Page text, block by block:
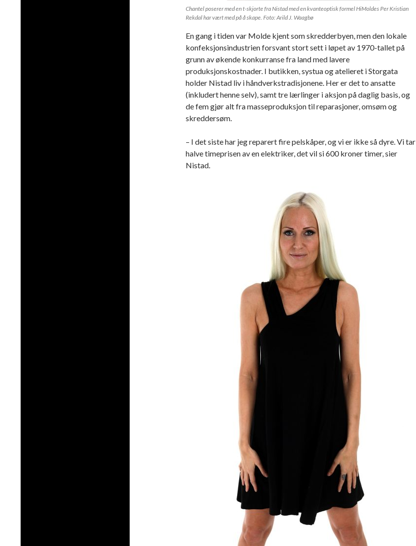
Chantel poserer med en t-skjorte fra Nistad med en kvanteoptisk formel HiMoldes Per Kristian
Rekdal har vært med på å skape. Foto: Arild J. Waagbø
En gang i tiden var Molde kjent som skredderbyen, men den lokale
konfeksjonsindustrien forsvant stort sett i løpet av 1970-tallet på
grunn av økende konkurranse fra land med lavere
produksjonskostnader. I butikken, systua og atelieret i Storgata
holder Nistad liv i håndverkstradisjonene. Her er det to ansatte
(inkludert henne selv), samt tre lærlinger i aksjon på daglig basis, og
de fem gjør alt fra masseproduksjon til reparasjoner, omsøm og
skreddersøm.
– I det siste har jeg reparert fire pelskåper, og vi er ikke så dyre. Vi tar
halve timeprisen av en elektriker, det vil si 600 kroner timer, sier
Nistad.